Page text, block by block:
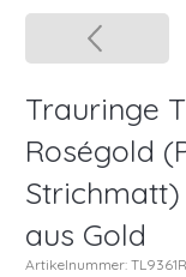
Trauringe
Roségold
Strichmatt)
aus Gold
Artikelnummer: